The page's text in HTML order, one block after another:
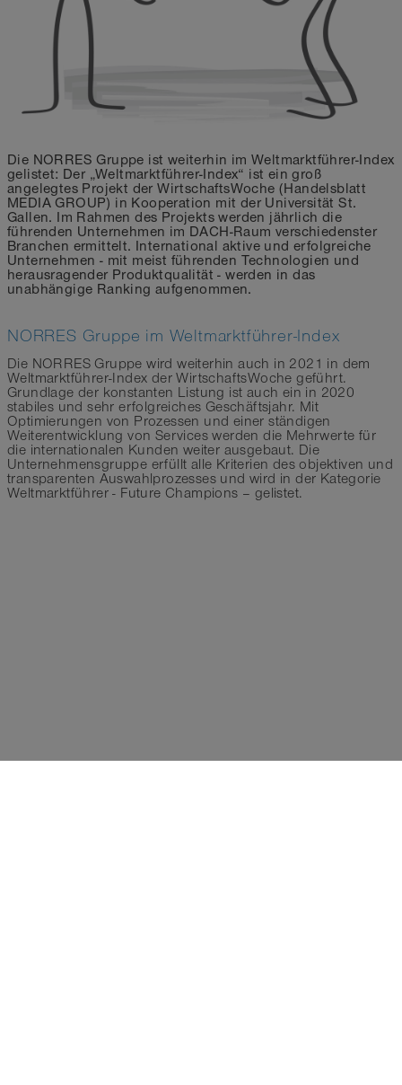
Die NORRES Gruppe ist weiterhin im Weltmarktführer-Index
gelistet: Der „Weltmarktführer-Index“ ist ein groß
angelegtes Projekt der WirtschaftsWoche (Handelsblatt
MEDIA GROUP) in Kooperation mit der Universität St.
Gallen. Im Rahmen des Projekts werden jährlich die
führenden Unternehmen im DACH-Raum verschiedenster
Branchen ermittelt. International aktive und erfolgreiche
Unternehmen - mit meist führenden Technologien und
herausragender Produktqualität - werden in das
unabhängige Ranking aufgenommen.
NORRES Gruppe im Weltmarktführer-Index
Die NORRES Gruppe wird weiterhin auch in 2021 in dem
Weltmarktführer-Index der WirtschaftsWoche geführt.
Grundlage der konstanten Listung ist auch ein in 2020
stabiles und sehr erfolgreiches Geschäftsjahr. Mit
Optimierungen von Prozessen und einer ständigen
Weiterentwicklung von Services werden die Mehrwerte für
die internationalen Kunden weiter ausgebaut. Die
Unternehmensgruppe erfüllt alle Kriterien des objektiven und
transparenten Auswahlprozesses und wird in der Kategorie
Weltmarktführer - Future Champions – gelistet.